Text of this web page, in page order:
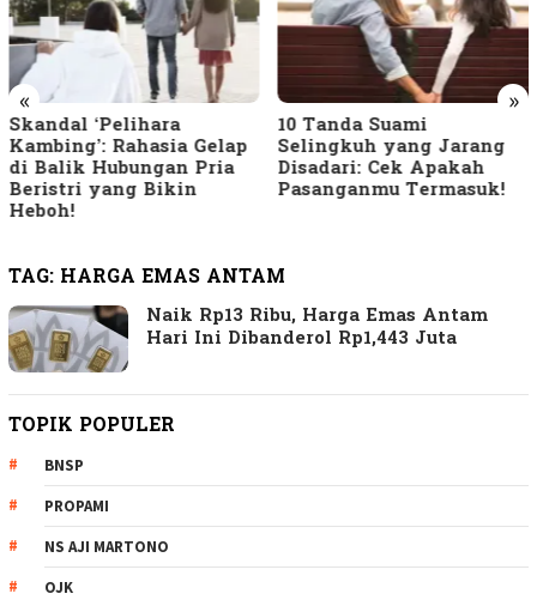
« »
Skandal ‘Pelihara
Kambing’: Rahasia Gelap
di Balik Hubungan Pria
Beristri yang Bikin
Heboh!
10 Tanda Suami
Selingkuh yang Jarang
Disadari: Cek Apakah
Pasanganmu Termasuk!
TAG: HARGA EMAS ANTAM
Naik Rp13 Ribu, Harga Emas Antam
Hari Ini Dibanderol Rp1,443 Juta
TOPIK POPULER
BNSP
PROPAMI
NS AJI MARTONO
OJK